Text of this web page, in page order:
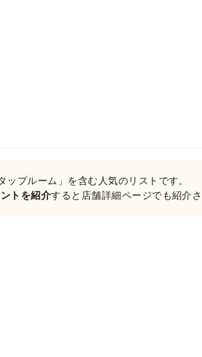
ップルーム」を含む人気のリストです。
トを紹介すると店舗詳細ページでも紹介さ